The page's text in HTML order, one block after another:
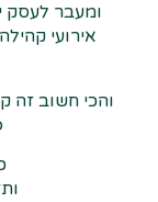
ומעבר לעסק
אירועי
והכי חשוב זה